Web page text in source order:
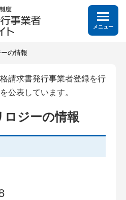
メニュー
の情報
請求書発行事業者登録を行
公表しています。
ロジーの情報